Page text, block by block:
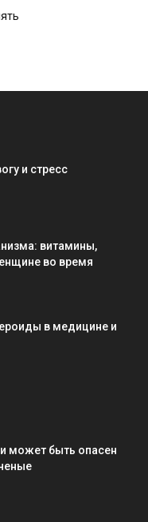
и стресс
витамины,
во время
в медицине и
может быть опасен